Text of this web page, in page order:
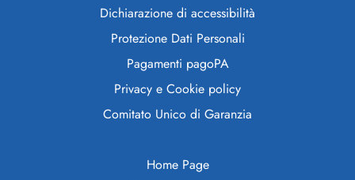
Dichiarazione di accessibilità
Protezione Dati Personali
Pagamenti pagoPA
Privacy e Cookie policy
Comitato Unico di Garanzia
Home Page